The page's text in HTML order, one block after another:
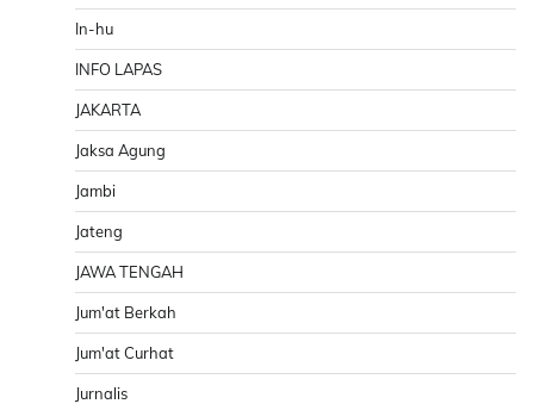
In-hu
INFO LAPAS
JAKARTA
Jaksa Agung
Jambi
Jateng
JAWA TENGAH
Jum'at Berkah
Jum'at Curhat
Jurnalis